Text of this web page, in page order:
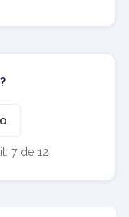
7 de 12